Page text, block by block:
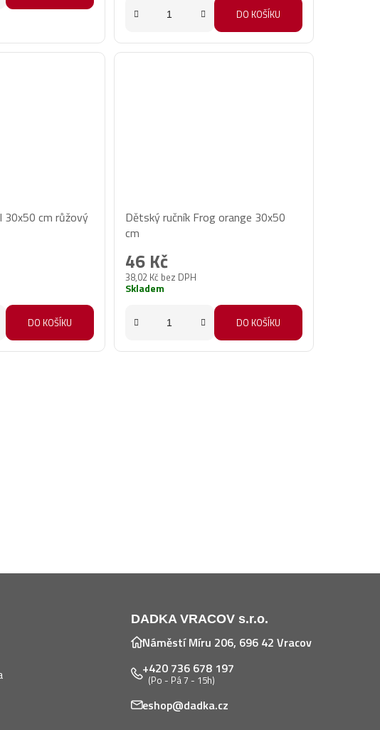
5
DO KOŠÍKU
30x50 cm růžový
DO KOŠÍKU
Dětský ručník Frog orange 30x50
cm
38,02 Kč bez DPH
46 Kč
Skladem
DO KOŠÍKU
DADKA VRACOV s.r.o.
Náměstí Míru 206, 696 42 Vracov
+420 736 678 197
(Po - Pá 7 - 15h)
eshop@dadka.cz